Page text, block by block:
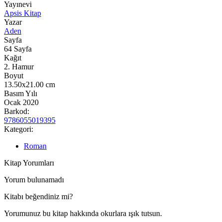
Yayınevi
Apsis Kitap
Yazar
Aden
Sayfa
64 Sayfa
Kağıt
2. Hamur
Boyut
13.50x21.00 cm
Basım Yılı
Ocak 2020
Barkod:
9786055019395
Kategori:
Roman
Kitap Yorumları
Yorum bulunamadı
Kitabı beğendiniz mi?
Yorumunuz bu kitap hakkında okurlara ışık tutsun.